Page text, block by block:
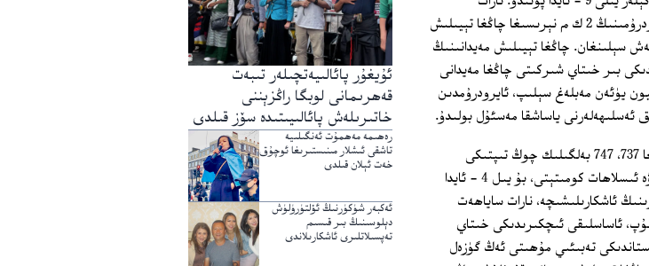
ئايرودرۇمى ئاساسەن ساياھەتچىلەر ئۈچۈن ياسىلىۋاتقان بولۇپ، ئايرودرۇمىنىڭ 2 ك م نېرىسىغا چاڭغا تېيىلىش
160 مىليون يۈئەن مەبلەش سېلىنغان. چاڭغا تېيىلىش مەيدانىنىڭ
بېيجىڭدىكى بىر خىتاي شىركىتى چاڭغا مەيدانى
كۈنەس ناھىيىلىك ساياھەت ئىدارىسى 20 مىليون يۈئەن مەبلەغ سېلىپ، ئايرودرۇمدىن
ئەسلىھەلەرنى ياساشقا مەسئۇل بولىدۇ.
"ئۈرۈمچى كەچلىك گېزىتى" نىڭ خەۋەر قىلىشىچە، نارات ئايرودرۇمىغا 737، 747 بەلگىلىك چوڭ تىپتىكى
يولۇچىلار ئايروپىلانى قونالايدىكەن. خىتاينىڭ دۆلەتلىك تەرەققىيات ۋە ئىسلاھات كومىتېتى، بۇ يىل 4 - ئايدا
ئاشكارىلىشىچە، نارات ساياھەت
قويۇلغان بولۇپ، ئاساسلىقى ئىچكىرىدىكى خىتاي
تەبىئىي مۇھىتى ئەڭ گۈزەل
ئۇيغۇر پائالىيەتچىلەر تىبەت
قەھرىمانى لوبگا راڭزېننى
خاتىرىلەش پائالىيىتىدە سۆز قىلدى
رەھىمە مەھمۇت ئەنگىلىيە
تاشقى ئىشلار مىنىستىرىغا ئوچۇق
خەت ئېلان قىلدى
ئەكبەر شۈكۈرنىڭ ئۆلتۈرۈلۈش
دېلوسىنىڭ بىر قىسىم
تەپسىلاتلىرى ئاشكارىلاندى